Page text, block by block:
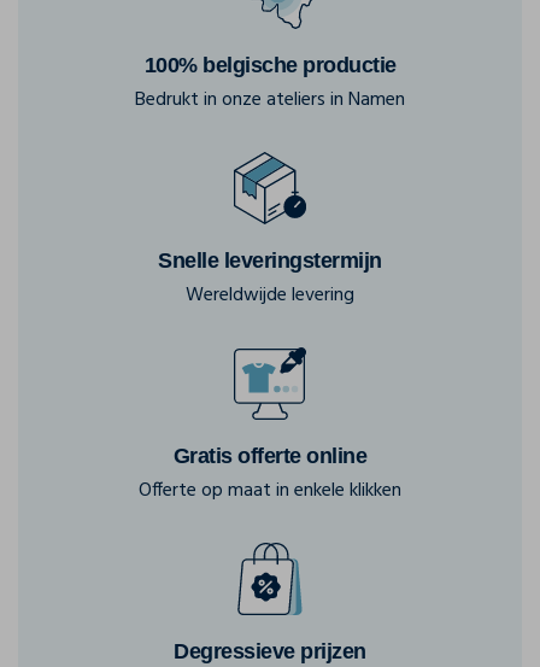
100% belgische productie
Bedrukt in onze ateliers in Namen
Snelle leveringstermijn
Wereldwijde levering
Gratis offerte online
Offerte op maat in enkele klikken
Degressieve prijzen